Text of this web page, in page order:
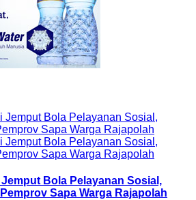
Bola Pelayanan Sosial,
Sapa Warga Rajapolah